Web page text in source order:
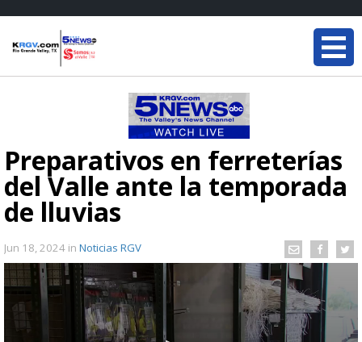
Preparativos en ferreterías
del Valle ante la temporada
de lluvias
Jun 18, 2024 in Noticias RGV